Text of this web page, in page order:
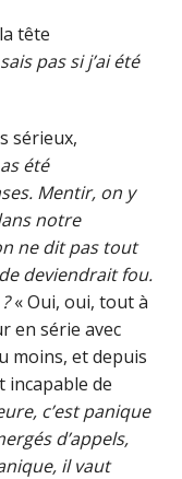
tête
pas si j’ai été
sérieux,
été
Mentir, on y
notre
ne dit pas tout
deviendrait fou.
« Oui, oui, tout à
en série avec
moins, et depuis
incapable de
c’est panique
d’appels,
il vaut